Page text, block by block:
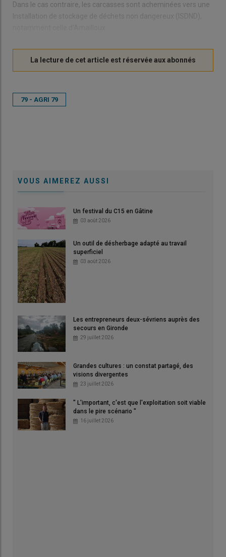
Dans le cas contraire, les carcasses sont acheminées vers une
79 - AGRI 79
VOUS AIMEREZ AUSSI
Un festival du C15 en Gâtine
03 août 2026
Un outil de désherbage adapté au travail
superficiel
03 août 2026
Les entrepreneurs deux-sévriens auprès des
secours en Gironde
29 juillet 2026
Grandes cultures : un constat partagé, des
visions divergentes
23 juillet 2026
" L'important, c'est que l'exploitation soit viable
dans le pire scénario "
16 juillet 2026